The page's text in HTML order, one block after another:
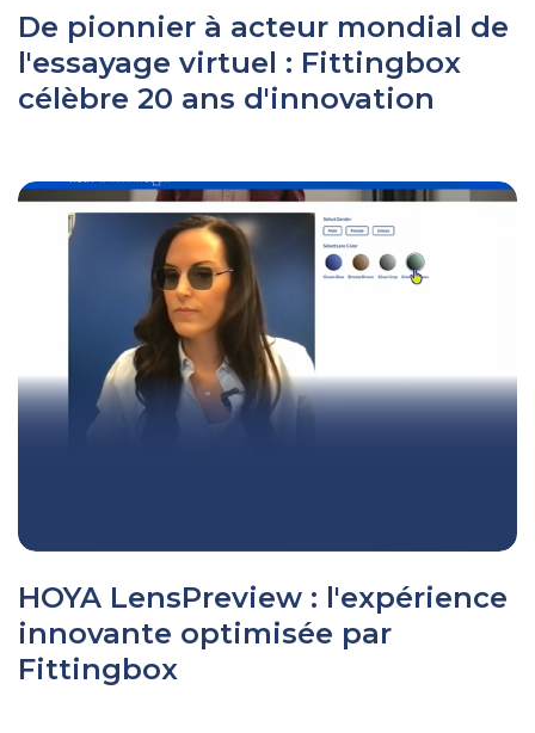
De pionnier à acteur mondial de
l'essayage virtuel : Fittingbox
célèbre 20 ans d'innovation
HOYA LensPreview : l'expérience
innovante optimisée par
Fittingbox